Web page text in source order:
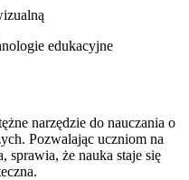
edukacyjne
narzędzie do nauczania o
Pozwalając uczniom na
sprawia, że nauka staje się